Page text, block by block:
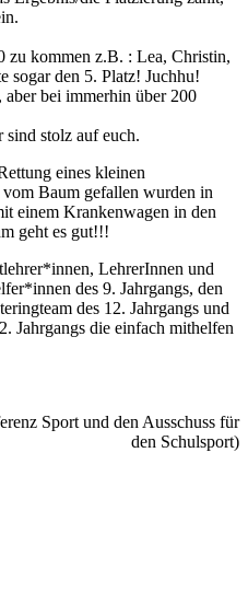
zu kommen z.B. : Lea, Christin,
sogar den 5. Platz! Juchhu!
bei immerhin über 200
stolz auf euch.
eines kleinen
Baum gefallen wurden in
einem Krankenwagen in den
geht es gut!!!
LehrerInnen und
des 9. Jahrgangs, den
des 12. Jahrgangs und
Jahrgangs die einfach mithelfen
Sport und den Ausschuss für
den Schulsport)